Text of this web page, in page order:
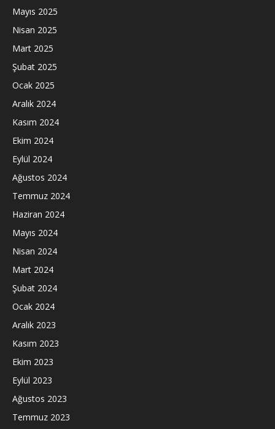
Mayıs 2025
Nisan 2025
Mart 2025
Şubat 2025
Ocak 2025
Aralık 2024
Kasım 2024
Ekim 2024
Eylül 2024
Ağustos 2024
Temmuz 2024
Haziran 2024
Mayıs 2024
Nisan 2024
Mart 2024
Şubat 2024
Ocak 2024
Aralık 2023
Kasım 2023
Ekim 2023
Eylül 2023
Ağustos 2023
Temmuz 2023